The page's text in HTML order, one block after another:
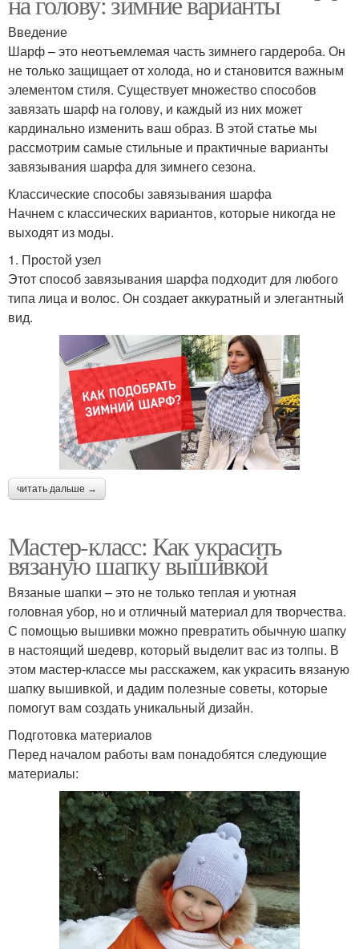
Введение
Шарф – это неотъемлемая часть зимнего гардероба. Он
не только защищает от холода, но и становится важным
элементом стиля. Существует множество способов
завязать шарф на голову, и каждый из них может
кардинально изменить ваш образ. В этой статье мы
рассмотрим самые стильные и практичные варианты
завязывания шарфа для зимнего сезона.
Классические способы завязывания шарфа
Начнем с классических вариантов, которые никогда не
выходят из моды.
1. Простой узел
Этот способ завязывания шарфа подходит для любого
типа лица и волос. Он создает аккуратный и элегантный
вид.
читать дальше →
Мастер-класс: Как украсить
вязаную шапку вышивкой
Вязаные шапки – это не только теплая и уютная
головная убор, но и отличный материал для творчества.
С помощью вышивки можно превратить обычную шапку
в настоящий шедевр, который выделит вас из толпы. В
этом мастер-классе мы расскажем, как украсить вязаную
шапку вышивкой, и дадим полезные советы, которые
помогут вам создать уникальный дизайн.
Подготовка материалов
Перед началом работы вам понадобятся следующие
материалы: